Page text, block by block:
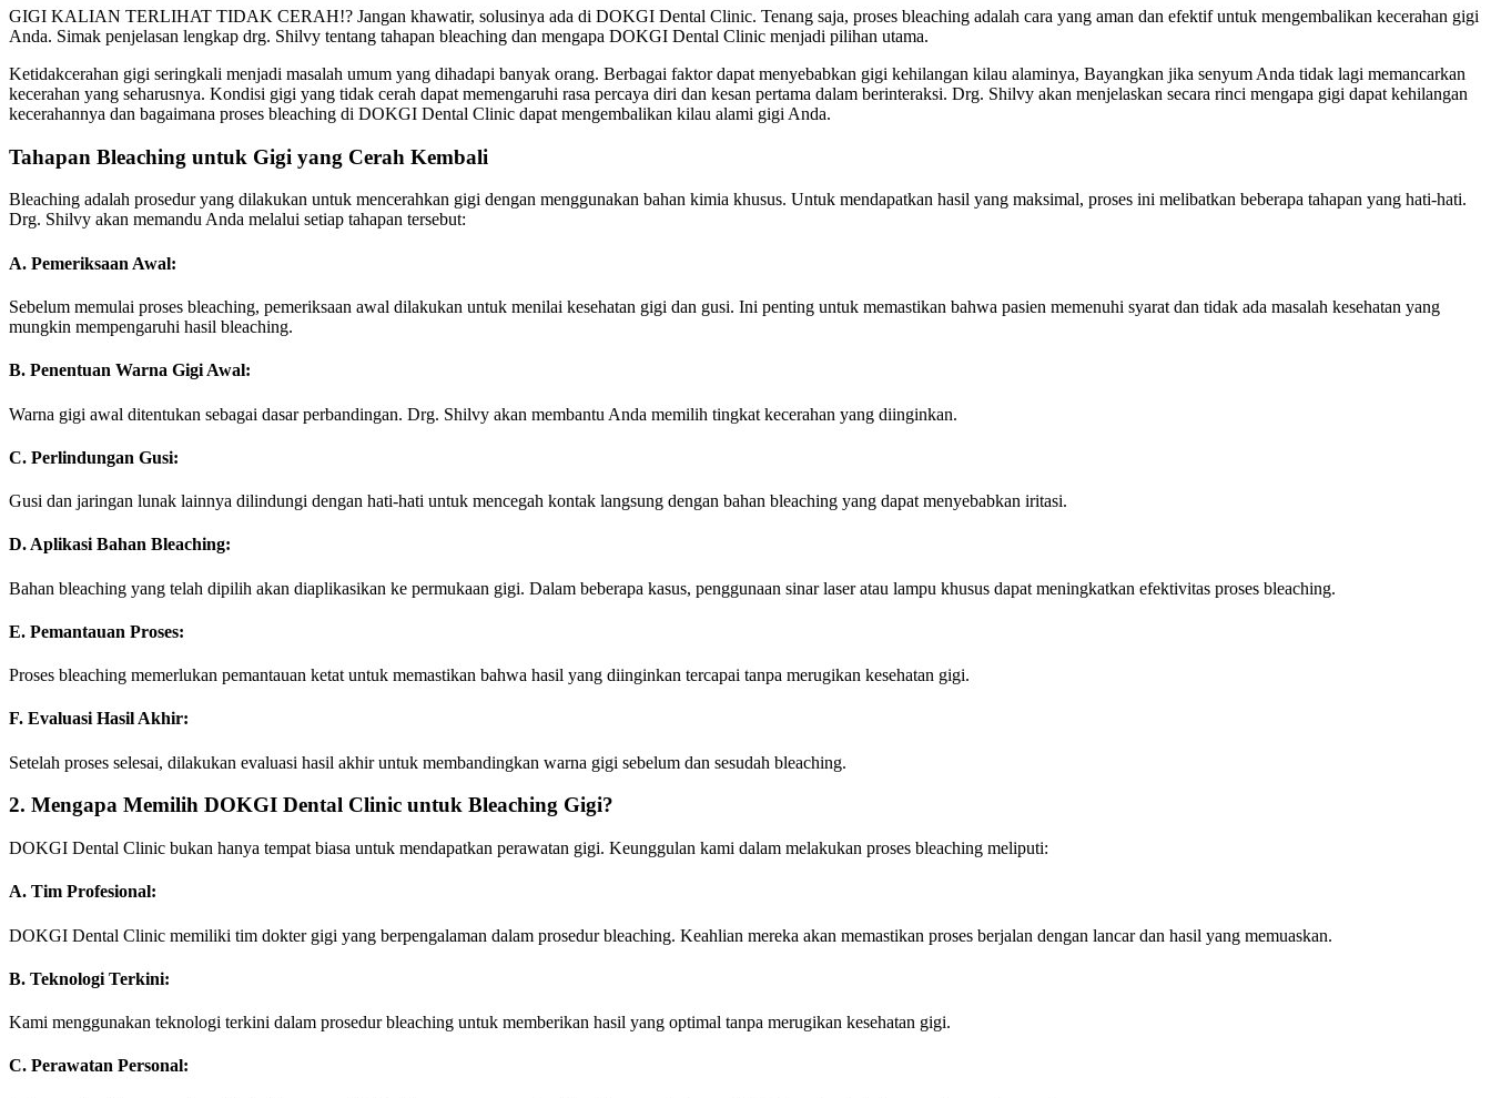
GIGI KALIAN TERLIHAT TIDAK CERAH!? Jangan khawatir, solusinya ada di DOKGI Dental Clinic. Tenang saja, proses bleaching adalah cara yang aman dan efektif untuk mengembalikan kecerahan gigi
Anda. Simak penjelasan lengkap drg. Shilvy tentang tahapan bleaching dan mengapa DOKGI Dental Clinic menjadi pilihan utama.
Ketidakcerahan gigi seringkali menjadi masalah umum yang dihadapi banyak orang. Berbagai faktor dapat menyebabkan gigi kehilangan kilau alaminya, Bayangkan jika senyum Anda tidak lagi memancarkan
kecerahan yang seharusnya. Kondisi gigi yang tidak cerah dapat memengaruhi rasa percaya diri dan kesan pertama dalam berinteraksi. Drg. Shilvy akan menjelaskan secara rinci mengapa gigi dapat kehilangan
kecerahannya dan bagaimana proses bleaching di DOKGI Dental Clinic dapat mengembalikan kilau alami gigi Anda.
Tahapan Bleaching untuk Gigi yang Cerah Kembali
Bleaching adalah prosedur yang dilakukan untuk mencerahkan gigi dengan menggunakan bahan kimia khusus. Untuk mendapatkan hasil yang maksimal, proses ini melibatkan beberapa tahapan yang hati-hati.
Drg. Shilvy akan memandu Anda melalui setiap tahapan tersebut:
A. Pemeriksaan Awal:
Sebelum memulai proses bleaching, pemeriksaan awal dilakukan untuk menilai kesehatan gigi dan gusi. Ini penting untuk memastikan bahwa pasien memenuhi syarat dan tidak ada masalah kesehatan yang
mungkin mempengaruhi hasil bleaching.
B. Penentuan Warna Gigi Awal:
Warna gigi awal ditentukan sebagai dasar perbandingan. Drg. Shilvy akan membantu Anda memilih tingkat kecerahan yang diinginkan.
C. Perlindungan Gusi:
Gusi dan jaringan lunak lainnya dilindungi dengan hati-hati untuk mencegah kontak langsung dengan bahan bleaching yang dapat menyebabkan iritasi.
D. Aplikasi Bahan Bleaching:
Bahan bleaching yang telah dipilih akan diaplikasikan ke permukaan gigi. Dalam beberapa kasus, penggunaan sinar laser atau lampu khusus dapat meningkatkan efektivitas proses bleaching.
E. Pemantauan Proses:
Proses bleaching memerlukan pemantauan ketat untuk memastikan bahwa hasil yang diinginkan tercapai tanpa merugikan kesehatan gigi.
F. Evaluasi Hasil Akhir:
Setelah proses selesai, dilakukan evaluasi hasil akhir untuk membandingkan warna gigi sebelum dan sesudah bleaching.
2. Mengapa Memilih DOKGI Dental Clinic untuk Bleaching Gigi?
DOKGI Dental Clinic bukan hanya tempat biasa untuk mendapatkan perawatan gigi. Keunggulan kami dalam melakukan proses bleaching meliputi:
A. Tim Profesional:
DOKGI Dental Clinic memiliki tim dokter gigi yang berpengalaman dalam prosedur bleaching. Keahlian mereka akan memastikan proses berjalan dengan lancar dan hasil yang memuaskan.
B. Teknologi Terkini:
Kami menggunakan teknologi terkini dalam prosedur bleaching untuk memberikan hasil yang optimal tanpa merugikan kesehatan gigi.
C. Perawatan Personal: